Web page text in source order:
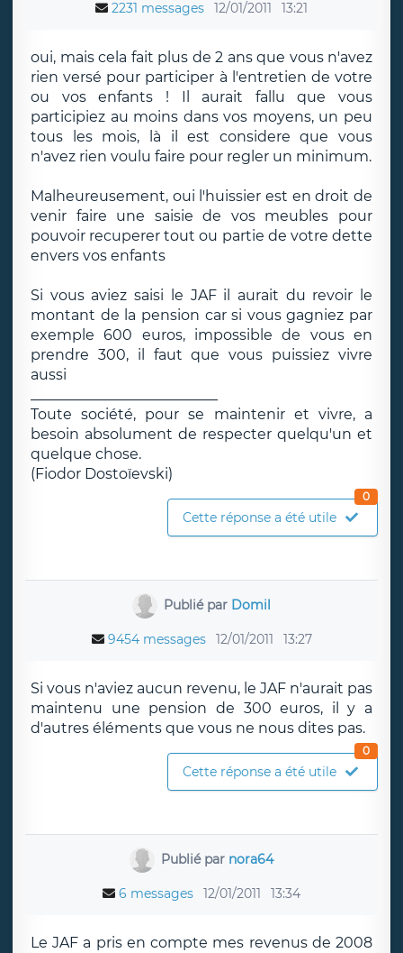
2231 messages 12/01/2011 13:21
oui, mais cela fait plus de 2 ans que vous n'avez
rien versé pour participer à l'entretien de votre
ou vos enfants ! Il aurait fallu que vous
participiez au moins dans vos moyens, un peu
tous les mois, là il est considere que vous
n'avez rien voulu faire pour regler un minimum.
Malheureusement, oui l'huissier est en droit de
venir faire une saisie de vos meubles pour
pouvoir recuperer tout ou partie de votre dette
envers vos enfants
Si vous aviez saisi le JAF il aurait du revoir le
montant de la pension car si vous gagniez par
exemple 600 euros, impossible de vous en
prendre 300, il faut que vous puissiez vivre
aussi
Toute société, pour se maintenir et vivre, a
besoin absolument de respecter quelqu'un et
quelque chose.
(Fiodor Dostoïevski)
Cette réponse a été utile
0
Publié par Domil
9454 messages 12/01/2011 13:27
Si vous n'aviez aucun revenu, le JAF n'aurait pas
maintenu une pension de 300 euros, il y a
d'autres éléments que vous ne nous dites pas.
Cette réponse a été utile
0
Publié par nora64
6 messages 12/01/2011 13:34
Le JAF a pris en compte mes revenus de 2008